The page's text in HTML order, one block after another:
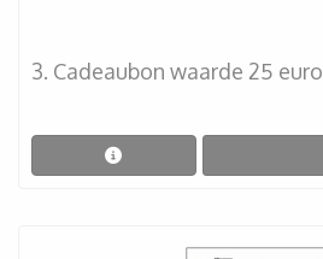
3. Cadeaubon waarde 25 euro